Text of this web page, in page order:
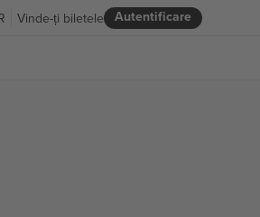
Autentificare
Vinde-ți biletele